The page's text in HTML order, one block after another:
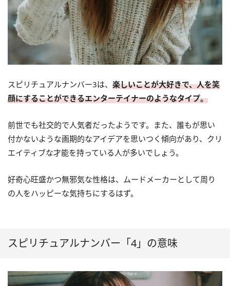
スピリチュアルナンバー3は、 楽しいことが大好きで、人を笑
顔にすることができるエンターテイナーのようなタイプ。
前世でも社交的で人気者だったようです。また、誰もが思い
付かないような画期的なアイデアを思いつく傾向があり、クリ
エイティブな才能を持っている人が多いでしょう。
好奇心旺盛かつ無邪気な性格は、ムードメーカーとして周り
の人をハッピーな気持ちにするはず。
スピリチュアルナンバー「4」の意味